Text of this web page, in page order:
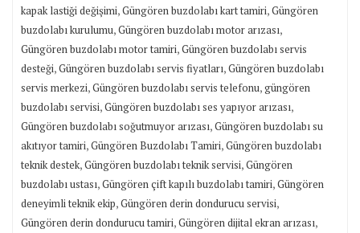
kapak lastiği değişimi,Güngören buzdolabı kart tamiri,Güngören
buzdolabı kurulumu,Güngören buzdolabı motor arızası,
Güngören buzdolabı motor tamiri,Güngören buzdolabı servis
desteği,Güngören buzdolabı servis fiyatları,Güngören buzdolabı
servis merkezi,Güngören buzdolabı servis telefonu,güngören
buzdolabı servisi,Güngören buzdolabı ses yapıyor arızası,
Güngören buzdolabı soğutmuyor arızası,Güngören buzdolabı su
akıtıyor tamiri,Güngören Buzdolabı Tamiri,Güngören buzdolabı
teknik destek,Güngören buzdolabı teknik servisi,Güngören
buzdolabı ustası,Güngören çift kapılı buzdolabı tamiri,Güngören
deneyimli teknik ekip,Güngören derin dondurucu servisi,
Güngören derin dondurucu tamiri,Güngören dijital ekran arızası,